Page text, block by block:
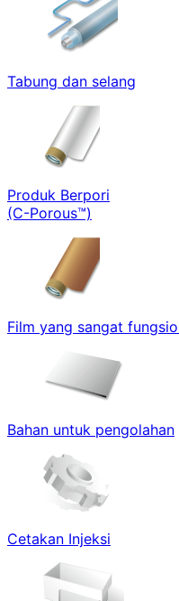
Tabung dan selang
Produk Berpori
(C-Porous™)
Film yang sangat
Bahan untuk pengolahan
Cetakan Injeksi